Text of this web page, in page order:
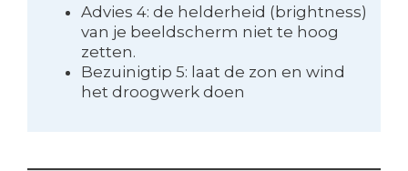
Advies 4: de helderheid (brightness)
van je beeldscherm niet te hoog
zetten.
Bezuinigtip 5: laat de zon en wind
het droogwerk doen